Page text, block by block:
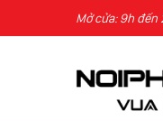
Skip to contentMở cửa: 9h đến